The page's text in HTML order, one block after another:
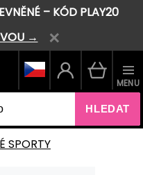
– KÓD PLAY20
→
HLEDAT
MENU
SPORTY